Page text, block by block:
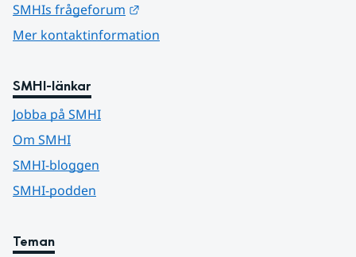
SMHIs frågeforum
Mer kontaktinformation
SMHI-länkar
Jobba på SMHI
Om SMHI
SMHI-bloggen
SMHI-podden
Teman